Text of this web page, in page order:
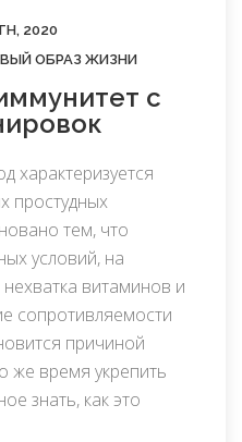
2020
ОБРАЗ ЖИЗНИ
с
характеризуется
простудных
тем, что
условий, на
витаминов и
сопротивляемости
причиной
же время укрепить
знать, как это